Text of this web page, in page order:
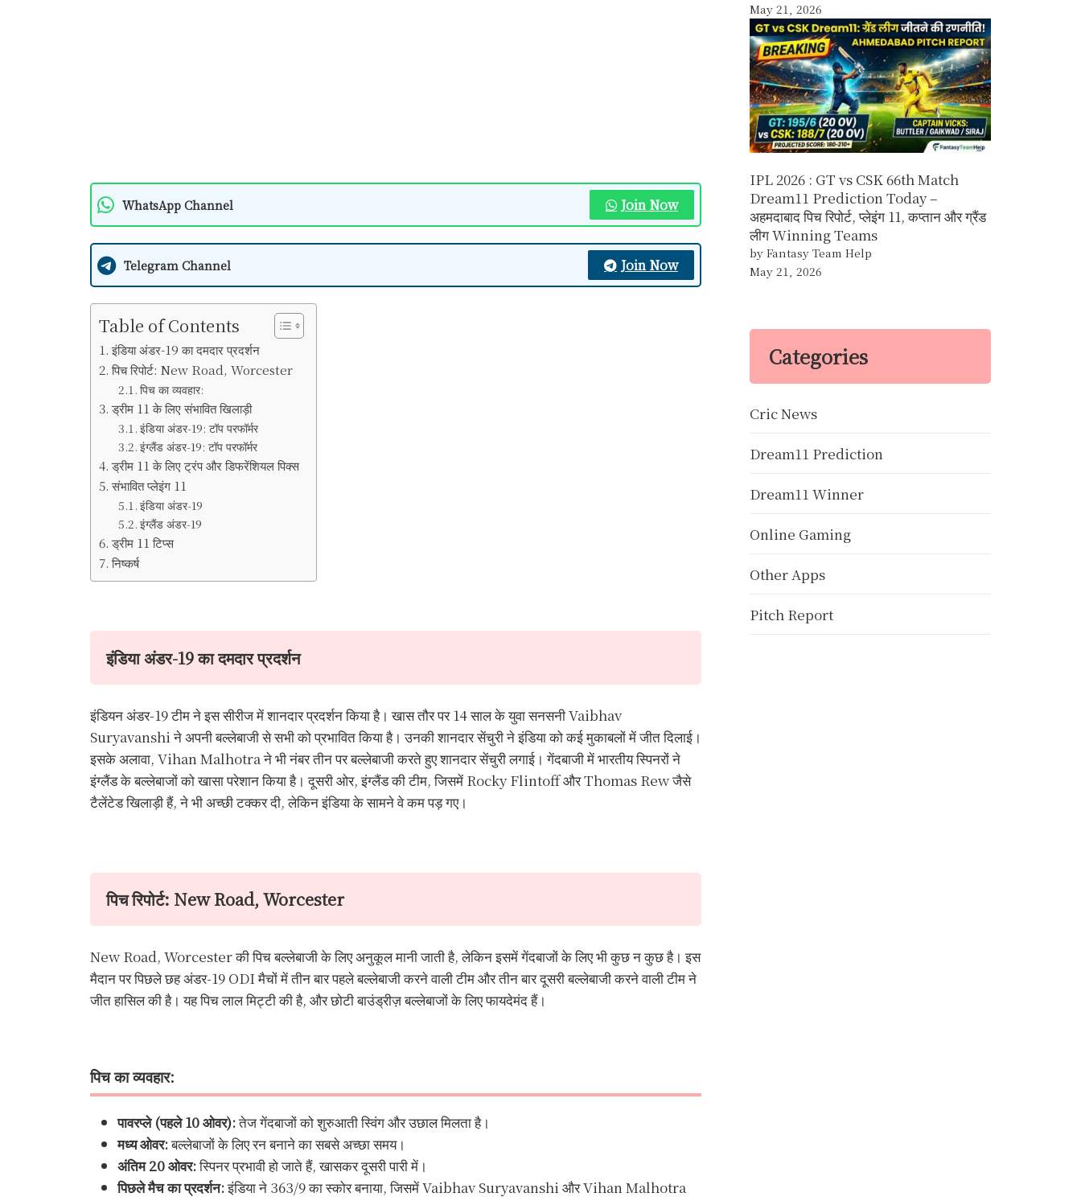
WhatsApp Channel Join Now
Telegram Channel Join Now
Table of Contents
इंडिया अंडर-19 का दमदार प्रदर्शन
पिच रिपोर्ट: New Road, Worcester
पिच का व्यवहार:
ड्रीम 11 के लिए संभावित खिलाड़ी
इंडिया अंडर-19: टॉप परफॉर्मर
इंग्लैंड अंडर-19: टॉप परफॉर्मर
ड्रीम 11 के लिए ट्रंप और डिफरेंशियल पिक्स
संभावित प्लेइंग 11
इंडिया अंडर-19
इंग्लैंड अंडर-19
ड्रीम 11 टिप्स
निष्कर्ष
इंडिया अंडर-19 का दमदार प्रदर्शन
इंडियन अंडर-19 टीम ने इस सीरीज में शानदार प्रदर्शन किया है। खास तौर पर 14 साल के युवा सनसनी Vaibhav
Suryavanshi ने अपनी बल्लेबाजी से सभी को प्रभावित किया है। उनकी शानदार सेंचुरी ने इंडिया को कई मुकाबलों में जीत दिलाई।
इसके अलावा, Vihan Malhotra ने भी नंबर तीन पर बल्लेबाजी करते हुए शानदार सेंचुरी लगाई। गेंदबाजी में भारतीय स्पिनरों ने
इंग्लैंड के बल्लेबाजों को खासा परेशान किया है। दूसरी ओर, इंग्लैंड की टीम, जिसमें Rocky Flintoff और Thomas Rew जैसे
टैलेंटेड खिलाड़ी हैं, ने भी अच्छी टक्कर दी, लेकिन इंडिया के सामने वे कम पड़ गए।
पिच रिपोर्ट: New Road, Worcester
New Road, Worcester की पिच बल्लेबाजी के लिए अनुकूल मानी जाती है, लेकिन इसमें गेंदबाजों के लिए भी कुछ न कुछ है। इस
मैदान पर पिछले छह अंडर-19 ODI मैचों में तीन बार पहले बल्लेबाजी करने वाली टीम और तीन बार दूसरी बल्लेबाजी करने वाली टीम ने
जीत हासिल की है। यह पिच लाल मिट्टी की है, और छोटी बाउंड्रीज़ बल्लेबाजों के लिए फायदेमंद हैं।
पिच का व्यवहार:
पावरप्ले (पहले 10 ओवर):तेज गेंदबाजों को शुरुआती स्विंग और उछाल मिलता है।
मध्य ओवर:बल्लेबाजों के लिए रन बनाने का सबसे अच्छा समय।
अंतिम 20 ओवर:स्पिनर प्रभावी हो जाते हैं, खासकर दूसरी पारी में।
पिछले मैच का प्रदर्शन:इंडिया ने 363/9 का स्कोर बनाया, जिसमें Vaibhav Suryavanshi और Vihan Malhotra
May 21, 2026
IPL 2026 : GT vs CSK 66th Match
Dream11 Prediction Today –
अहमदाबाद पिच रिपोर्ट, प्लेइंग 11, कप्तान और ग्रैंड
लीग Winning Teams
by Fantasy Team Help
May 21, 2026
Categories
Cric News
Dream11 Prediction
Dream11 Winner
Online Gaming
Other Apps
Pitch Report